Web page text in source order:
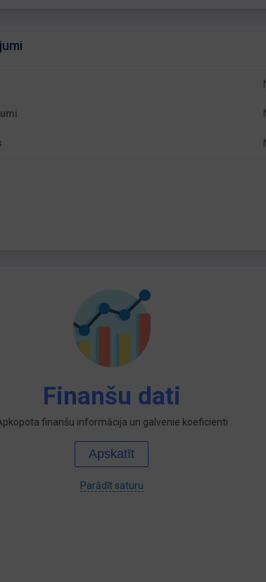
Finanšu dati
finanšu informācija un galvenie koeficienti
Apskatīt
Parādīt saturu